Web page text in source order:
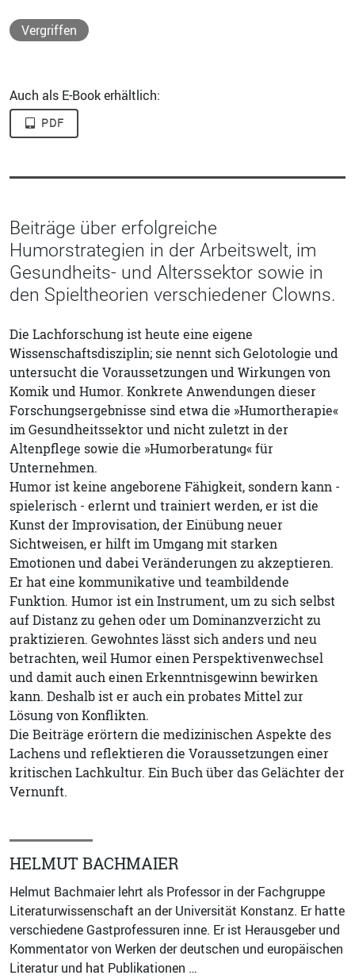
Vergriffen
Auch als E-Book erhältlich:
PDF
Beiträge über erfolgreiche
Humorstrategien in der Arbeitswelt, im
Gesundheits- und Alterssektor sowie in
den Spieltheorien verschiedener Clowns.
Die Lachforschung ist heute eine eigene
Wissenschaftsdisziplin; sie nennt sich Gelotologie und
untersucht die Voraussetzungen und Wirkungen von
Komik und Humor. Konkrete Anwendungen dieser
Forschungsergebnisse sind etwa die »Humortherapie«
im Gesundheitssektor und nicht zuletzt in der
Altenpflege sowie die »Humorberatung« für
Unternehmen.
Humor ist keine angeborene Fähigkeit, sondern kann -
spielerisch - erlernt und trainiert werden, er ist die
Kunst der Improvisation, der Einübung neuer
Sichtweisen, er hilft im Umgang mit starken
Emotionen und dabei Veränderungen zu akzeptieren.
Er hat eine kommunikative und teambildende
Funktion. Humor ist ein Instrument, um zu sich selbst
auf Distanz zu gehen oder um Dominanzverzicht zu
praktizieren. Gewohntes lässt sich anders und neu
betrachten, weil Humor einen Perspektivenwechsel
und damit auch einen Erkenntnisgewinn bewirken
kann. Deshalb ist er auch ein probates Mittel zur
Lösung von Konflikten.
Die Beiträge erörtern die medizinischen Aspekte des
Lachens und reflektieren die Voraussetzungen einer
kritischen Lachkultur. Ein Buch über das Gelächter der
Vernunft.
HELMUT BACHMAIER
Helmut Bachmaier lehrt als Professor in der Fachgruppe
Literaturwissenschaft an der Universität Konstanz. Er hatte
verschiedene Gastprofessuren inne. Er ist Herausgeber und
Kommentator von Werken der deutschen und europäischen
Literatur und hat Publikationen …